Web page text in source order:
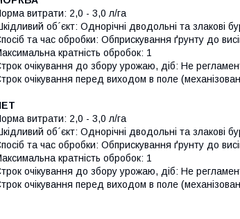
витрати: 2,0 -­ 3,0 л/га
об´єкт: Однорічні дводольні та злакові
та час обробки: Обприскування ґрунту до
кратність обробок: 1
очікування до збору урожаю, діб: Не
очікування перед виходом в поле
витрати: 2,0 -­ 3,0 л/га
об´єкт: Однорічні дводольні та злакові
та час обробки: Обприскування ґрунту до
кратність обробок: 1
очікування до збору урожаю, діб: Не
очікування перед виходом в поле